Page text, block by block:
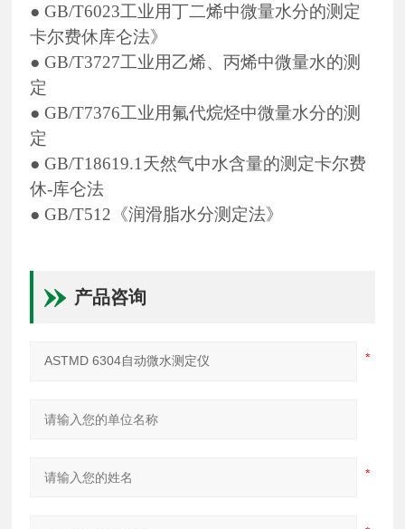
● GB/T6023工业用丁二烯中微量水分的测定
卡尔费休库仑法》
● GB/T3727工业用乙烯、丙烯中微量水的测
定
● GB/T7376工业用氟代烷烃中微量水分的测
定
● GB/T18619.1天然气中水含量的测定卡尔费
休-库仑法
● GB/T512《润滑脂水分测定法》
产品咨询